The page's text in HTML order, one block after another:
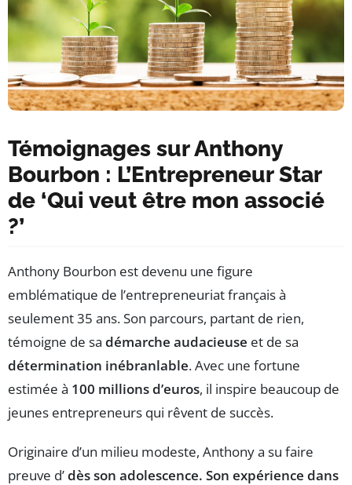
Témoignages sur Anthony
Bourbon : L’Entrepreneur Star
de ‘Qui veut être mon associé
?’
Anthony Bourbon est devenu une figure
emblématique de l’entrepreneuriat français à
seulement 35 ans. Son parcours, partant de rien,
témoigne de sa démarche audacieuse et de sa
détermination inébranlable. Avec une fortune
estimée à 100 millions d’euros, il inspire beaucoup de
jeunes entrepreneurs qui rêvent de succès.
Originaire d’un milieu modeste, Anthony a su faire
preuve d’dès son adolescence. Son expérience dans